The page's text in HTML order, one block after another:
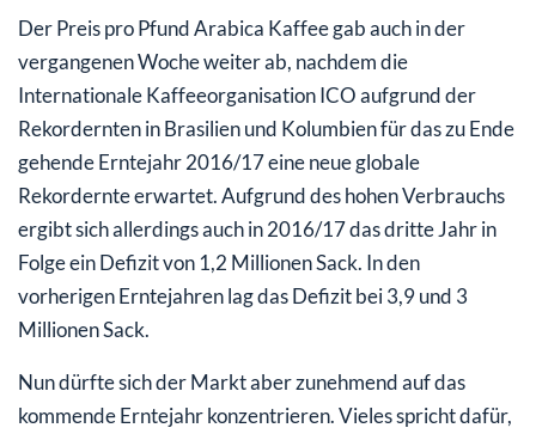
Der Preis pro Pfund Arabica Kaffee gab auch in der
vergangenen Woche weiter ab, nachdem die
Internationale Kaffeeorganisation ICO aufgrund der
Rekordernten in Brasilien und Kolumbien für das zu Ende
gehende Erntejahr 2016/17 eine neue globale
Rekordernte erwartet. Aufgrund des hohen Verbrauchs
ergibt sich allerdings auch in 2016/17 das dritte Jahr in
Folge ein Defizit von 1,2 Millionen Sack. In den
vorherigen Erntejahren lag das Defizit bei 3,9 und 3
Millionen Sack.
Nun dürfte sich der Markt aber zunehmend auf das
kommende Erntejahr konzentrieren. Vieles spricht dafür,